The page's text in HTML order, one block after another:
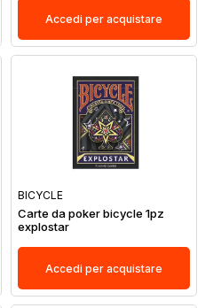
Accedi per acquistare
BICYCLE
Carte da poker bicycle 1pz
explostar
Accedi per acquistare